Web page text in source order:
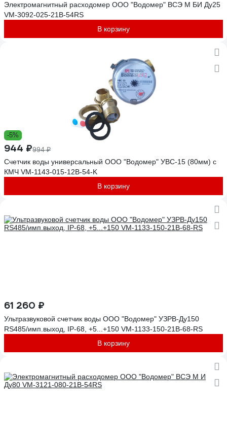
Электромагнитный расходомер ООО "Водомер" ВСЭ М БИ Ду25
VM-3092-025-21B-54RS
В корзину
-5%
944 ₽994 ₽
Счетчик воды универсальный ООО "Водомер" УВС-15 (80мм) с
КМЧ VM-1143-015-12B-54-K
В корзину
61 260 ₽
Ультразвуковой счетчик воды ООО "Водомер" УЗРВ-Ду150
RS485/имп.выход, IP-68, +5...+150 VM-1133-150-21B-68-RS
В корзину